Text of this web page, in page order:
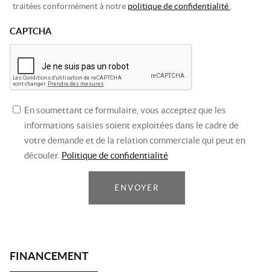
traitées conformément à notre politique de confidentialité
CAPTCHA
En soumettant ce formulaire, vous acceptez que les
informations saisies soient exploitées dans le cadre de
votre demande et de la relation commerciale qui peut en
découler. Politique de confidentialité
ENVOYER